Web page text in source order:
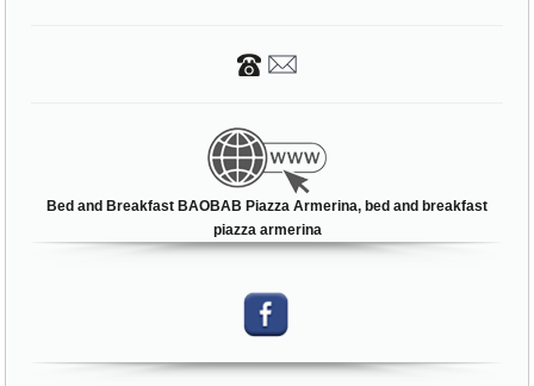
Bed and Breakfast BAOBAB Piazza Armerina, bed and breakfast
piazza armerina